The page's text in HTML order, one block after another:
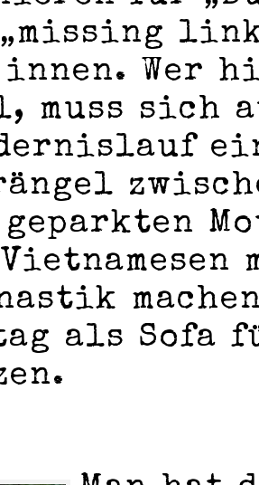
innen. Wer
muss sich
geparkten
als Sofa